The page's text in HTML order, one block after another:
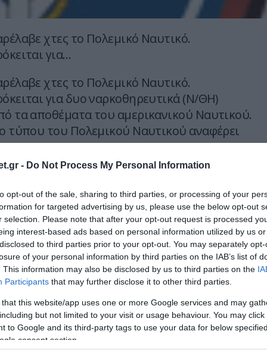
- Do Not Process My Personal Information
opt-out of the sale, sharing to third parties, or processing of your
for targeted advertising by us, please use the below opt-out
selection. Please note that after your opt-out request is processed
interest-based ads based on personal information utilized by us
to third parties prior to your opt-out. You may separately
of your personal information by third parties on the IAB’s list of
This information may also be disclosed by us to third parties on the
Participants that may further disclose it to other third parties.
that this website/app uses one or more Google services and may
but not limited to your visit or usage behaviour. You may
to Google and its third-party tags to use your data for below
consent section.
χτες το Πολεμικό Ναυτικό.
για…
χτες το Πολεμικό Ναυτικό.
για δυο ναρκοθηρευτικά (Ν/ΘΗ)
τα αποθέματα του αμερικανικού Ναυτικού.
τύπου του Πολεμικού Ναυτικού αναφέρει
Ναυτικού ανακοινώνεται ότι χθες
2008 κατέπλευσαν στο Ναύσταθμο
(Ν/ΘΗ) πλοία «ΚΑΛΥΨΩ» (πρώην
«ΕΥΝΙΚΗ» (πρώην USS PELIKAN) τύπου OSPREY
στην Ελλάδα πραγματοποιήθηκε με τη
FLO-FLO από τη βάση ελλιμενισμού τους
του Τέξας των ΗΠΑ.
πλοία Ν/ΘΗ ΚΑΛΥΨΩ και ΕΥΝΙΚΗ,
Μάρτιο του 1992 και τον Φεβρουάριο του